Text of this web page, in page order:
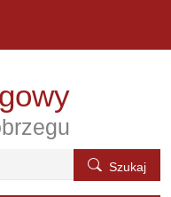
Szukaj